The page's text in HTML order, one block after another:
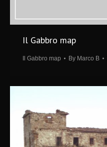
Il Gabbro map
Il Gabbro map By Marco B